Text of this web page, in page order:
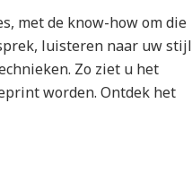
met de know-how om die
luisteren naar uw stijl
Zo ziet u het
worden. Ontdek het